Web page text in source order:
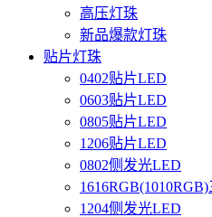
高压灯珠
新品爆款灯珠
贴片灯珠
0402贴片LED
0603贴片LED
0805贴片LED
1206贴片LED
0802侧发光LED
1204侧发光LED